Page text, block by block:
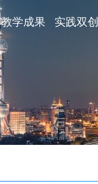
教学成果 实践双创